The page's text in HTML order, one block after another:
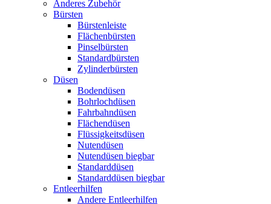
Anderes Zubehör
Bürsten
Bürstenleiste
Flächenbürsten
Pinselbürsten
Standardbürsten
Zylinderbürsten
Düsen
Bodendüsen
Bohrlochdüsen
Fahrbahndüsen
Flächendüsen
Flüssigkeitsdüsen
Nutendüsen
Nutendüsen biegbar
Standarddüsen
Standarddüsen biegbar
Entleerhilfen
Andere Entleerhilfen